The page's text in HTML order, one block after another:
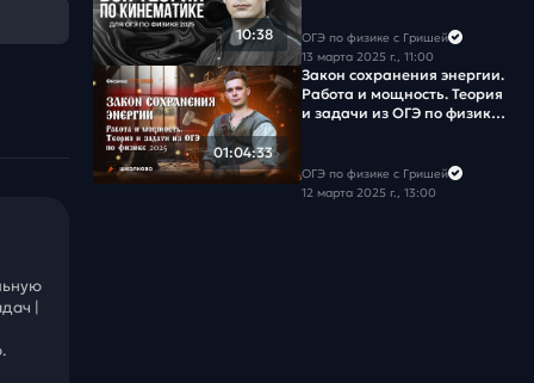
|
10:38
ОГЭ по физике с Гришей
13 марта 2025 г., 11:00
01:04:33
Закон сохранения энергии.
Работа и мощность. Теория
и задачи из ОГЭ по физике
ОГЭ по физике с Гришей
12 марта 2025 г., 13:00